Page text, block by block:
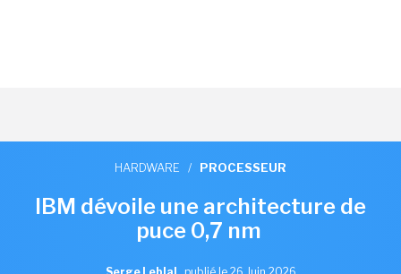
HARDWARE / PROCESSEUR
IBM dévoile une architecture de
puce 0,7 nm